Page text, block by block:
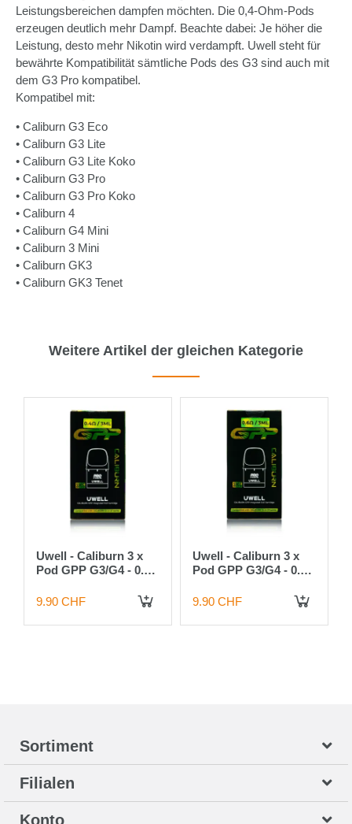
Leistungsbereichen dampfen möchten. Die 0,4-Ohm-Pods
erzeugen deutlich mehr Dampf. Beachte dabei: Je höher die
Leistung, desto mehr Nikotin wird verdampft. Uwell steht für
bewährte Kompatibilität sämtliche Pods des G3 sind auch mit
dem G3 Pro kompatibel.
Kompatibel mit:
• Caliburn G3 Eco
• Caliburn G3 Lite
• Caliburn G3 Lite Koko
• Caliburn G3 Pro
• Caliburn G3 Pro Koko
• Caliburn 4
• Caliburn G4 Mini
• Caliburn 3 Mini
• Caliburn GK3
• Caliburn GK3 Tenet
Weitere Artikel der gleichen Kategorie
Uwell - Caliburn 3 x
Pod GPP G3/G4 - 0.4
9.90 CHF
Uwell - Caliburn 3 x
Pod GPP G3/G4 - 0.6
9.90 CHF
Sortiment
Filialen
Konto